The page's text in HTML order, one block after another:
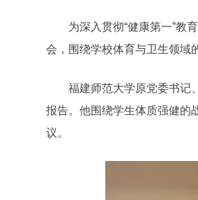
为深入贯彻“健康第一”教育
会，围绕学校体育与卫生领域
福建师范大学原党委书记、
报告。他围绕学生体质强健的
议。